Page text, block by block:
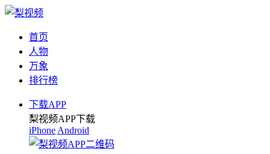
首页
人物
万象
排行榜
下载APP
梨视频APP下载
iPhone Android